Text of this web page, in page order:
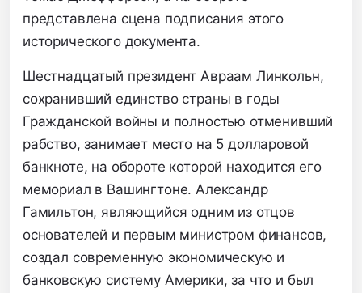
представлена сцена подписания этого
исторического документа.
Шестнадцатый президент Авраам Линкольн,
сохранивший единство страны в годы
Гражданской войны и полностью отменивший
рабство, занимает место на 5 долларовой
банкноте, на обороте которой находится его
мемориал в Вашингтоне. Александр
Гамильтон, являющийся одним из отцов
основателей и первым министром финансов,
создал современную экономическую и
банковскую систему Америки, за что и был